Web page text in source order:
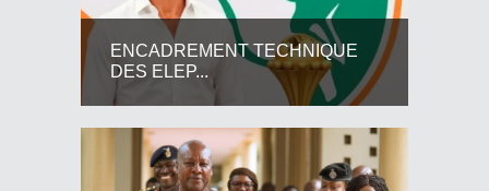
ENCADREMENT TECHNIQUE
DES ELEP...